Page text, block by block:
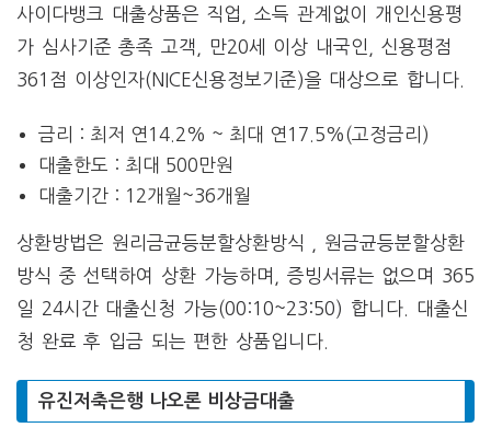
사이다뱅크 대출상품은 직업, 소득 관계없이 개인신용평
가 심사기준 총족 고객, 만20세 이상 내국인, 신용평점
361점 이상인자(NICE신용정보기준)을 대상으로 합니다.
금리 : 최저 연14.2% ~ 최대 연17.5%(고정금리)
대출한도 : 최대 500만원
대출기간 : 12개월~36개월
상환방법은 원리금균등분할상환방식 , 원금균등분할상환
방식 중 선택하여 상환 가능하며, 증빙서류는 없으며 365
일 24시간 대출신청 가능(00:10~23:50) 합니다. 대출신
청 완료 후 입금 되는 편한 상품입니다.
유진저축은행 나오론 비상금대출